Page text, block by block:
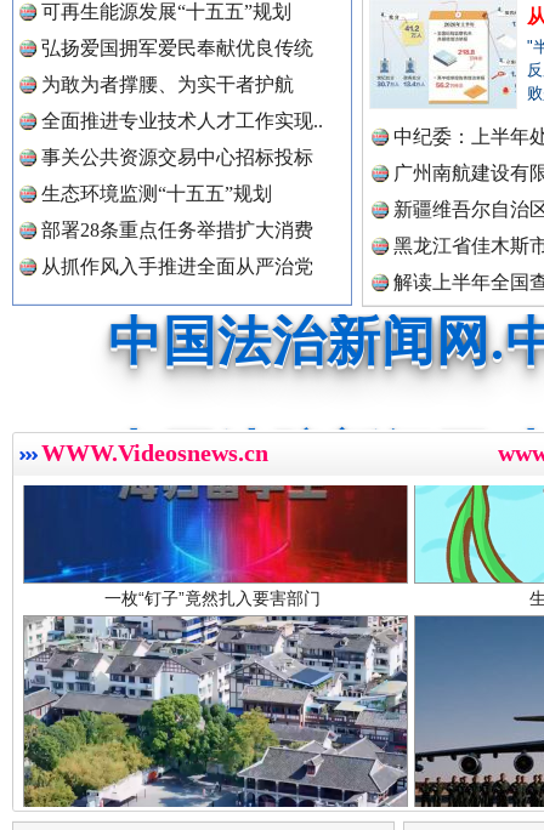
可再生能源发展“十五五”规划
弘扬爱国拥军爱民奉献优良传统
为敢为者撑腰、为实干者护航
全面推进专业技术人才工作实现..
事关公共资源交易中心招标投标
生态环境监测“十五五”规划
部署28条重点任务举措扩大消费
从抓作风入手推进全面从严治党
"
中纪委：上半年
广州南航建设有
新疆维吾尔自治
黑龙江省佳木斯
解读上半年全国
数据
中国公共新闻网.
中国法制新闻网.
中国法治新闻网.
中国法院新闻网.
中国检察新闻网.
中国医药新闻网.
中国企业新闻网.
WWW.Videosnews.cn
祁连巍巍树丰碑 高回报
一枚“钉子”竟然扎入要害部门
雄关漫道展新颜 “